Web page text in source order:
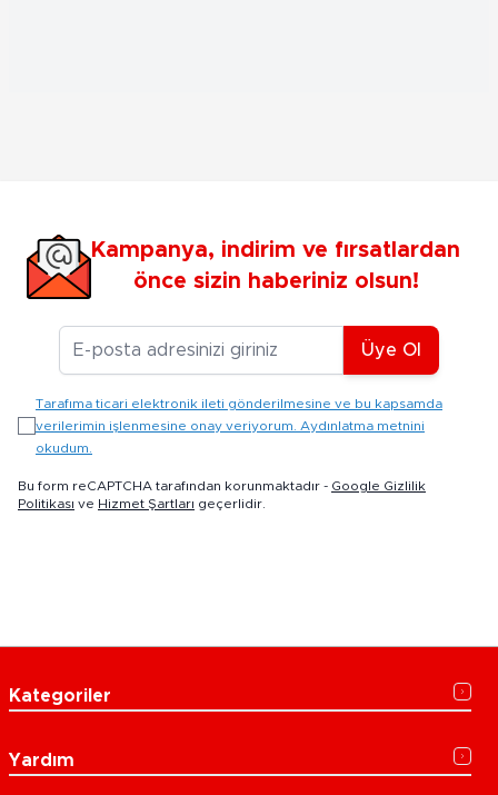
Kampanya, indirim ve fırsatlardan
önce sizin haberiniz olsun!
E-posta Adresiniz
Üye Ol
Tarafıma ticari elektronik ileti gönderilmesine ve bu kapsamda
verilerimin işlenmesine onay veriyorum. Aydınlatma metnini
okudum.
Bu form reCAPTCHA tarafından korunmaktadır - Google Gizlilik
Politikası ve Hizmet Şartları geçerlidir.
Kategoriler
Yardım